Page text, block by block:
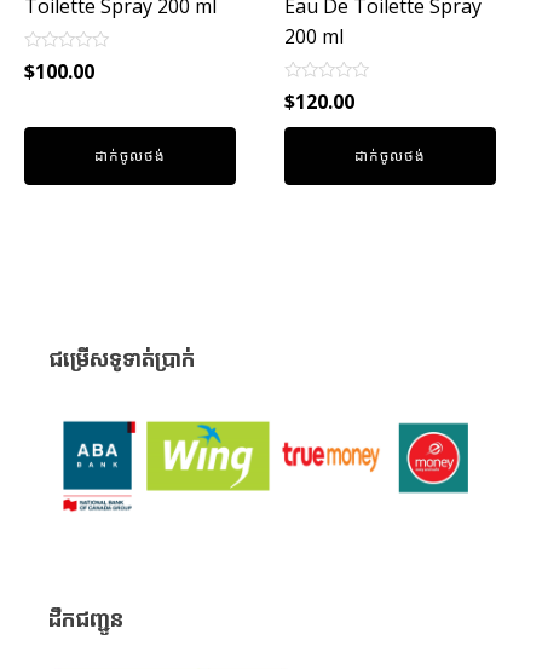
Toilette Spray 200 ml
Rated
0
5
$100.00
ដាក់ចូលថង់
Eau De Toilette Spray
200 ml
Rated
0
out
$120.00
ដាក់ចូលថង់
ជម្រើសទូទាត់ប្រាក់
ដឹកជញ្ជូន